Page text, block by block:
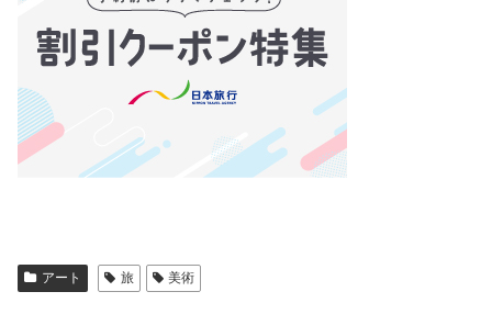
アート 旅 美術